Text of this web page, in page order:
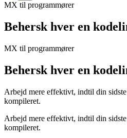
MX til programmører
Behersk hver en
MX til programmører
Behersk hver en
Arbejd mere effektivt, indtil din
kompileret.
Arbejd mere effektivt, indtil din
kompileret.